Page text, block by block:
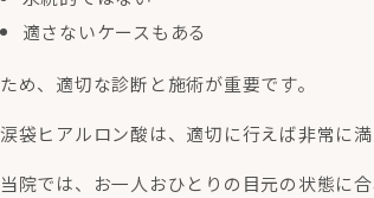
適さないケースもある
ため、適切な診断と施術が重要です。
涙袋ヒアルロン酸は、適切に行えば非常に満
当院では、お一人おひとりの目元の状態に